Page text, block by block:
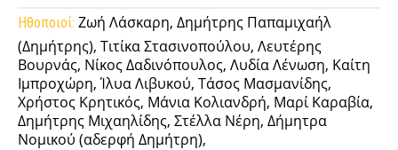
Ηθοποιοί: Ζωή Λάσκαρη, Δημήτρης Παπαμιχαήλ
(Δημήτρης), Τιτίκα Στασινοπούλου, Λευτέρης
Βουρνάς, Νίκος Δαδινόπουλος, Λυδία Λένωση, Καίτη
Ιμπροχώρη, Ίλυα Λιβυκού, Τάσος Μασμανίδης,
Χρήστος Κρητικός, Μάνια Κολιανδρή, Μαρί Καραβία,
Δημήτρης Μιχαηλίδης, Στέλλα Νέρη, Δήμητρα
Νομικού (αδερφή Δημήτρη),